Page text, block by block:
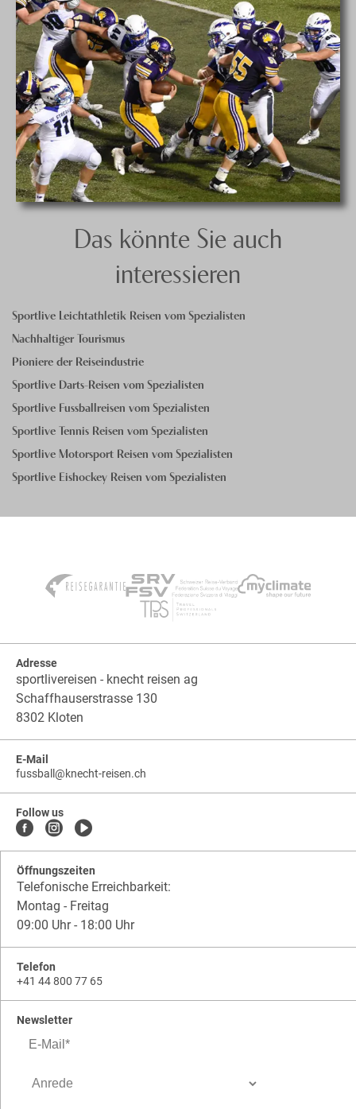
Das könnte Sie auch
interessieren
Sportlive Leichtathletik Reisen vom Spezialisten
Nachhaltiger Tourismus
Pioniere der Reiseindustrie
Sportlive Darts-Reisen vom Spezialisten
Sportlive Fussballreisen vom Spezialisten
Sportlive Tennis Reisen vom Spezialisten
Sportlive Motorsport Reisen vom Spezialisten
Sportlive Eishockey Reisen vom Spezialisten
Adresse
sportlivereisen - knecht reisen ag
Schaffhauserstrasse 130
8302 Kloten
E-Mail
fussball @knecht-reisen.ch
Follow us
Öffnungszeiten
Telefonische Erreichbarkeit:
Montag - Freitag
09:00 Uhr - 18:00 Uhr
Telefon
+41 44 800 77 65
Newsletter